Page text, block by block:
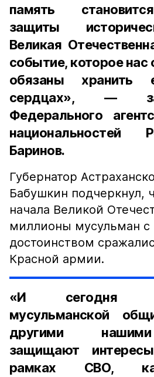
память
защиты
Великая
событие, которое
обязаны
сердцах», —
Федерального
национальностей
Баринов.
Губернатор
Бабушкин подчеркнул,
начала Великой
миллионы мусульман с
достоинством
Красной армии.
«И сегодня
мусульманской
другими
защищают
рамках СВО,